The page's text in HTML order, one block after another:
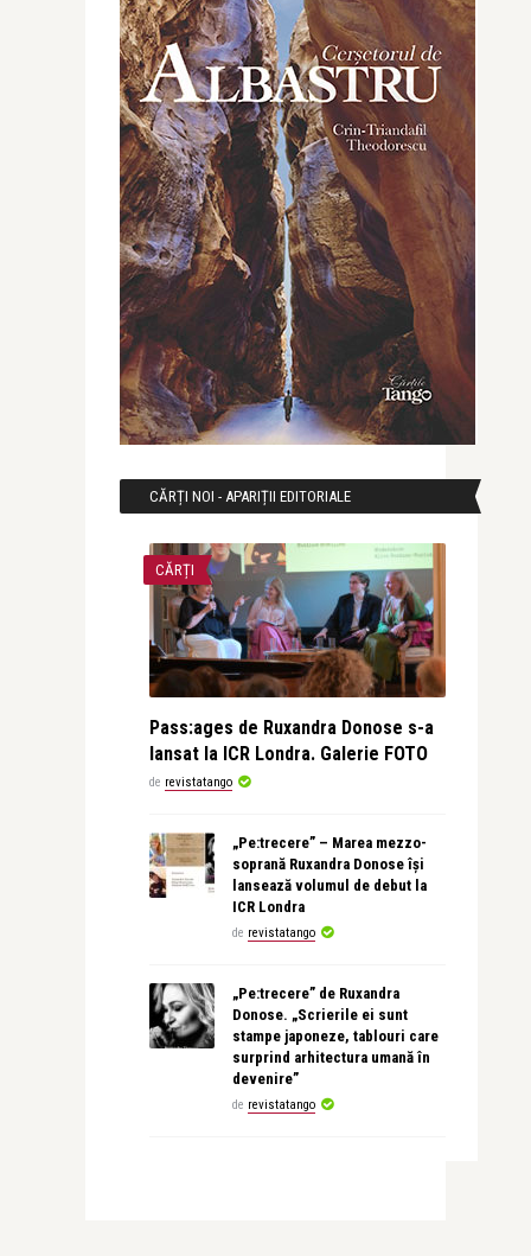
CĂRȚI NOI - APARIȚII EDITORIALE
CĂRȚI
Pass:ages de Ruxandra Donose s-a
lansat la ICR Londra. Galerie FOTO
de revistatango
„Pe:trecere” – Marea mezzo-
soprană Ruxandra Donose își
lansează volumul de debut la
ICR Londra
de revistatango
„Pe:trecere” de Ruxandra
Donose. „Scrierile ei sunt
stampe japoneze, tablouri care
surprind arhitectura umană în
devenire”
de revistatango